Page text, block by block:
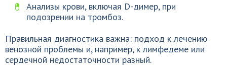
Анализы крови, включая D-димер, при
подозрении на тромбоз.
Правильная диагностика важна: подход к лечению
венозной проблемы и, например, к лимфедеме или
сердечной недостаточности разный.